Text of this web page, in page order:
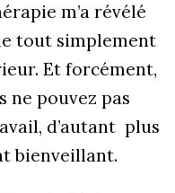
m’a révélé
tout simplement
Et forcément,
ne pouvez pas
d’autant plus
bienveillant.